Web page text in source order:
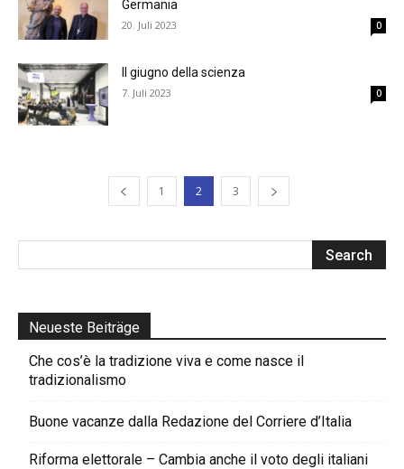
Germania
20. Juli 2023 0
Il giugno della scienza
7. Juli 2023 0
1 2 3
Neueste Beiträge
Che cos’è la tradizione viva e come nasce il
tradizionalismo
Buone vacanze dalla Redazione del Corriere d’Italia
Riforma elettorale – Cambia anche il voto degli italiani